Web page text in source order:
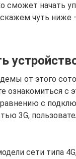
начать
чуть ниже
от этого
ознакомиться с
с
3G,
сети типа